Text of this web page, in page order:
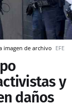
imagen de archivo EFE
y
daños